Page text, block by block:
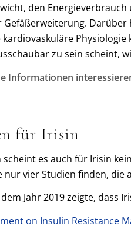
den
zu sein scheint,
Informationen
für Irisin
es auch für Irisin
vier Studien finden, die
Jahr 2019 zeigte,
on Insulin Resistance